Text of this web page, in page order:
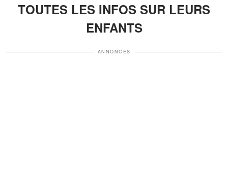
TOUTES LES INFOS SUR LEURS
ENFANTS
ANNONCES